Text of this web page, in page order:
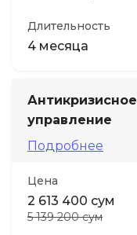
Длительность
4 месяца
Антикризисное
управление
Подробнее
Цена
2 613 400 сум
5 139 200 сум